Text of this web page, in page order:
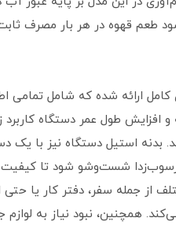
قهوه در هر بار مصرف ثابت
ارائه شده که شامل تمامی
و افزایش طول عمر دستگاه
استیل دستگاه نیز با
جمله سفر، دفتر کار یا حتی
همچنین، نبود نیاز به